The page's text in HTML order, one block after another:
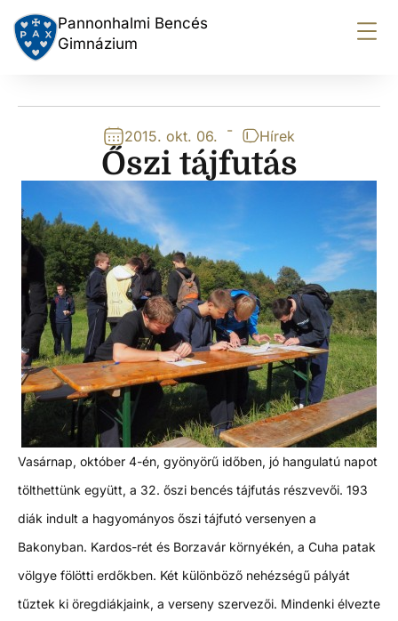
Pannonhalmi Bencés
Gimnázium
2015. okt. 06. - Hírek
Őszi tájfutás
Vasárnap, október 4-én, gyönyörű időben, jó hangulatú napot
tölthettünk együtt, a 32. őszi bencés tájfutás részvevői. 193
diák indult a hagyományos őszi tájfutó versenyen a
Bakonyban. Kardos-rét és Borzavár környékén, a Cuha patak
völgye fölötti erdőkben. Két különböző nehézségű pályát
tűztek ki öregdiákjaink, a verseny szervezői. Mindenki élvezte